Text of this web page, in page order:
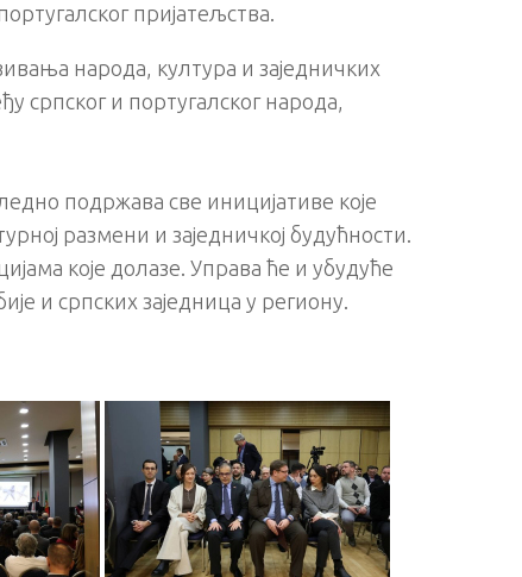
пријатељства.
народа, култура и заједничких
српског и португалског народа,
подржава све иницијативе које
размени и заједничкој будућности.
које долазе. Управа ће и убудуће
и српских заједница у региону.